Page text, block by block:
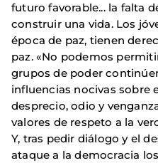
futuro favorable... la falta
construir una vida. Los
época de paz, tienen
paz. «No podemos
grupos de poder
influencias nocivas sobre
desprecio, odio y
valores de respeto a la
Y, tras pedir diálogo y el
ataque a la democracia